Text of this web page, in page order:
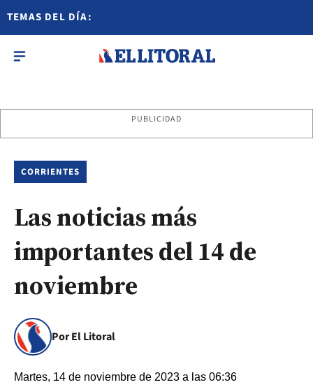
TEMAS DEL DÍA:
PUBLICIDAD
CORRIENTES
Las noticias más
importantes del 14 de
noviembre
Por El Litoral
Martes, 14 de noviembre de 2023 a las 06:36